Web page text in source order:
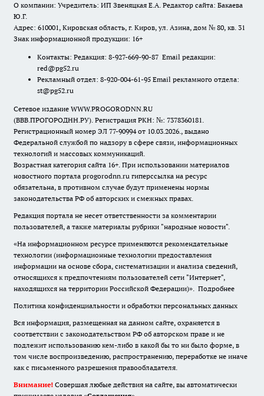
О компании: Учредитель: ИП Звеняцкая Е.А. Редактор сайта: Бакаева
Ю.Г.
Адрес: 610001, Кировская область, г. Киров, ул. Азина, дом № 80, кв. 31
Знак информационной продукции: 16+
Контакты: Редакция: 8-927-669-90-87 Email редакции:
red@pg52.ru
Рекламный отдел: 8-920-004-61-95 Email рекламного отдела:
st@pg52.ru
Сетевое издание WWW.PROGORODNN.RU
(ВВВ.ПРОГОРОДНН.РУ). Регистрация РКН: №: 7378360181.
Регистрационный номер ЭЛ 77-90994 от 10.03.2026., выдано
Федеральной службой по надзору в сфере связи, информационных
технологий и массовых коммуникаций.
Возрастная категория сайта 16+. При использовании материалов
новостного портала progorodnn.ru гиперссылка на ресурс
обязательна, в противном случае будут применены нормы
законодательства РФ об авторских и смежных правах.
Редакция портала не несет ответственности за комментарии
пользователей, а также материалы рубрики "народные новости".
«На информационном ресурсе применяются рекомендательные
технологии (информационные технологии предоставления
информации на основе сбора, систематизации и анализа сведений,
относящихся к предпочтениям пользователей сети "Интернет",
находящихся на территории Российской Федерации)». Подробнее
Политика конфиденциальности и обработки персональных данных
Вся информация, размещенная на данном сайте, охраняется в
соответствии с законодательством РФ об авторском праве и не
подлежит использованию кем-либо в какой бы то ни было форме, в
том числе воспроизведению, распространению, переработке не иначе
как с письменного разрешения правообладателя.
Внимание! Совершая любые действия на сайте, вы автоматически